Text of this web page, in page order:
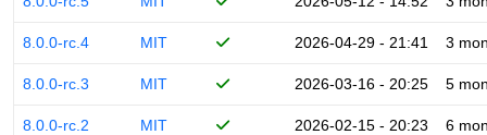
8.0.0-rc.4 MIT 2026-04-29 - 21:41 3
8.0.0-rc.3 MIT 2026-03-16 - 20:25 5
8.0.0-rc.2 MIT 2026-02-15 - 20:23 6